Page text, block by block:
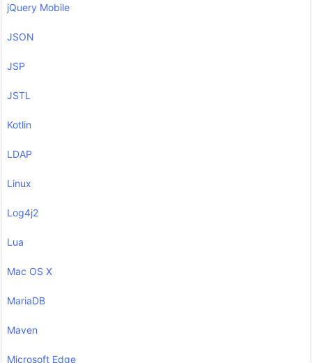
jQuery Mobile
JSON
JSP
JSTL
Kotlin
LDAP
Linux
Log4j2
Lua
Mac OS X
MariaDB
Maven
Microsoft Edge